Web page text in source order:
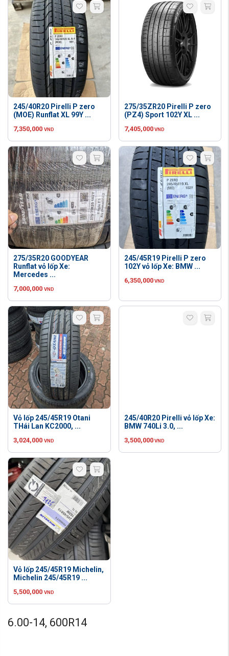
245/40R20 Pirelli P zero
(MOE) Runflat XL 99Y ...
7,350,000 VND
275/35ZR20 Pirelli P zero
(PZ4) Sport 102Y XL ...
7,405,000 VND
275/35R20 GOODYEAR
Runflat vỏ lốp Xe:
Mercedes ...
7,000,000 VND
245/45R19 Pirelli P zero
102Y vỏ lốp Xe: BMW ...
6,350,000 VND
Vỏ lốp 245/45R19 Otani
THái Lan KC2000, ...
3,024,000 VND
245/40R20 Pirelli vỏ lốp Xe:
BMW 740Li 3.0, ...
3,500,000 VND
Vỏ lốp 245/45R19 Michelin,
Michelin 245/45R19 ...
5,500,000 VND
6.00-14, 600R14